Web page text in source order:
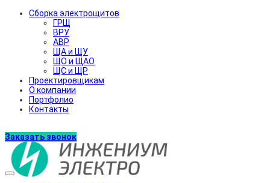
Сборка электрощитов
ГРЩ
ВРУ
АВР
ЩА и ЩУ
ЩО и ЩАО
ЩС и ЩР
Проектировщикам
О компании
Портфолио
Контакты
Заказать звонок